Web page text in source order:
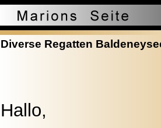
Diverse Regatten
Hallo,